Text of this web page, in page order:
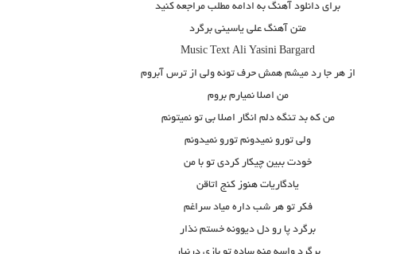
برای دانلود آهنگ به ادامه مطلب مراجعه کنید
متن آهنگعلی یاسینی برگرد
Music Text Ali Yasini Bargard
از هر جا رد میشم همش حرف توئه ولی از ترس آبروم
من اصلا نمیارم بروم
من که بد تنگه دلم انگار اصلا بی تو نمیتونم
ولی تورو نمیدونم تورو نمیدونم
خودت ببین چیکار کردی تو با من
یادگاریات هنوز کنج اتاقن
فکر تو هر شب داره میاد سراغم
برگرد پا رو دل دیوونه خستم نذار